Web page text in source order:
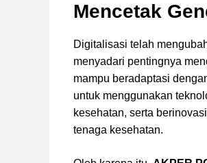
Mencetak
Digitalisasi telah
menyadari pentingnya
mampu beradaptasi
untuk menggunakan
kesehatan, serta
tenaga kesehatan.